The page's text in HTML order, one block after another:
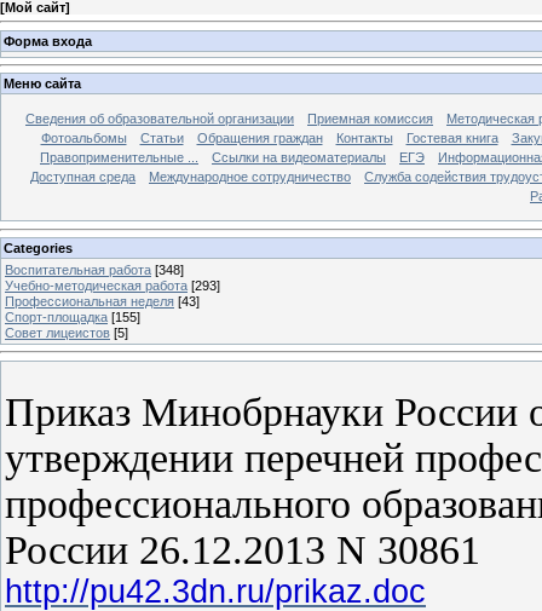
[Мой сайт]
Форма входа
Меню сайта
Сведения об образовательной организации Приемная комиссия
Методическая
Фотоальбомы
Статьи Обращения граждан Контакты Гостевая книга
Правоприменительные ...
Ссылки на видеоматериалы ЕГЭ
Доступная среда
Международное сотрудничество
Служба содействия
Categories
Воспитательная работа [348]
Учебно-методическая работа [293]
Профессиональная неделя [43]
Спорт-площадка [155]
Совет лицеистов [5]
Приказ Минобрнауки России
утверждении перечней
профессионального
России 26.12.2013 N 30861
http://pu42.3dn.ru/prikaz.doc